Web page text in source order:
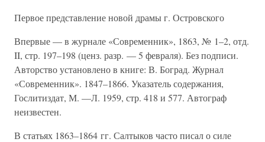
Первое представление новой драмы г. Островского
Впервые — в журнале «Современник», 1863, № 1–2, отд.
II, стр. 197–198 (ценз. разр. — 5 февраля). Без подписи.
Авторство установлено в книге: В. Боград. Журнал
«Современник». 1847–1866. Указатель содержания,
Гослитиздат, М. —Л. 1959, стр. 418 и 577. Автограф
неизвестен.
В статьях 1863–1864 гг. Салтыков часто писал о силе